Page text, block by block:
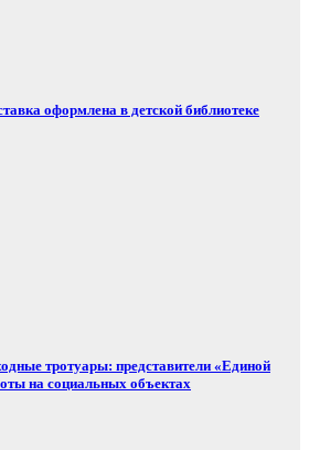
оформлена в детской библиотеке
тротуары: представители «Единой
на социальных объектах